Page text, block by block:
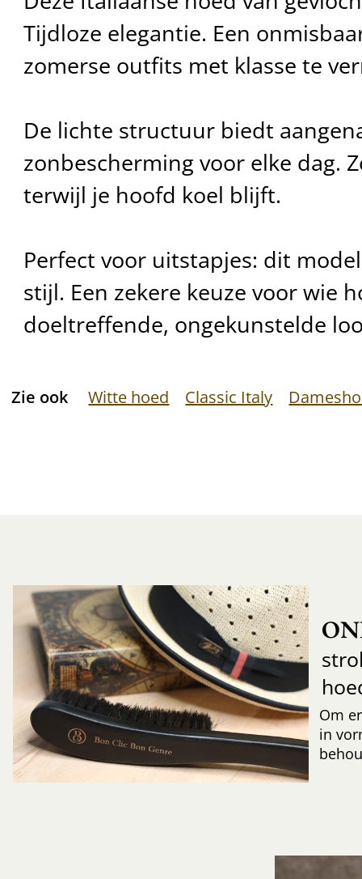
Tijdloze elegantie. Een
zomerse outfits met klasse te
De lichte structuur biedt
zonbescherming voor elke dag.
terwijl je hoofd koel blijft.
Perfect voor uitstapjes: dit
stijl. Een zekere keuze voor wie
doeltreffende, ongekunstelde
Zie ook Witte hoed Classic Italy
Om
in